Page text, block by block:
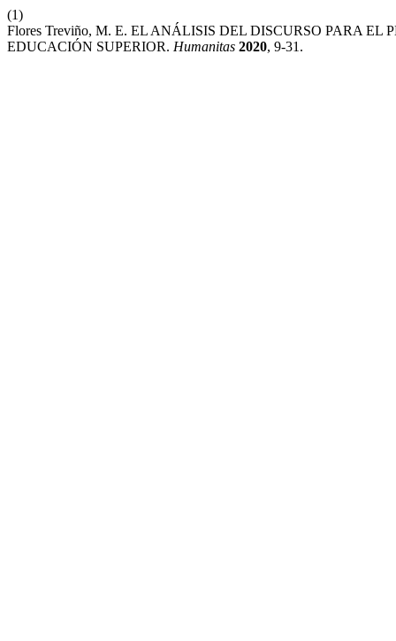
(1)
Flores Treviño, M. E. EL ANÁLISIS DEL DISCURSO PARA
EDUCACIÓN SUPERIOR. Humanitas 2020, 9-31.